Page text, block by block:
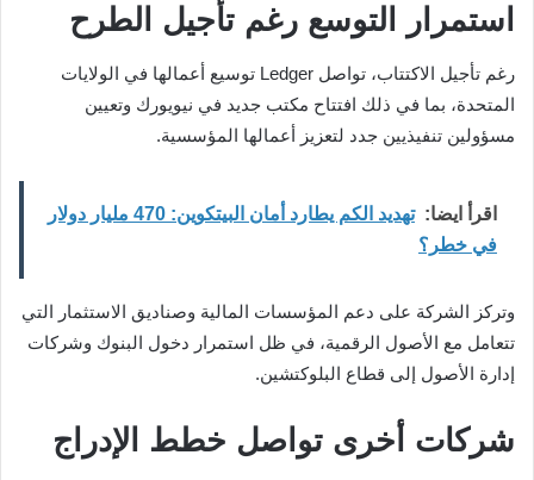
استمرار التوسع رغم تأجيل الطرح
رغم تأجيل الاكتتاب، تواصل Ledger توسيع أعمالها في الولايات
المتحدة، بما في ذلك افتتاح مكتب جديد في نيويورك وتعيين
مسؤولين تنفيذيين جدد لتعزيز أعمالها المؤسسية.
اقرأ ايضا:
تهديد الكم يطارد أمان البيتكوين: 470 مليار دولار
في خطر؟
وتركز الشركة على دعم المؤسسات المالية وصناديق الاستثمار التي
تتعامل مع الأصول الرقمية، في ظل استمرار دخول البنوك وشركات
إدارة الأصول إلى قطاع البلوكتشين.
شركات أخرى تواصل خطط الإدراج